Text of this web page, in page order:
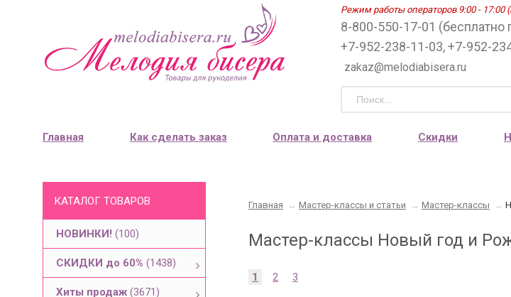
Режим работы операторов 9:00 - 17:00
8-800-550-17-01 (бесплатно
+7-952-238-11-03, +7-952-
zakaz@melodiabisera.ru
Главная Как сделать заказ Оплата и доставка Скидки
КАТАЛОГ ТОВАРОВ
НОВИНКИ! (100)
СКИДКИ до 60% (1438)
Хиты продаж (3671)
Главная → Мастер-классы и статьи → Мастер-классы →
Мастер-классы Новый год и
1 2 3